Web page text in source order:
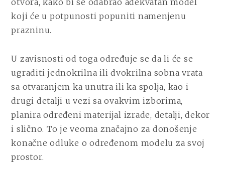
koji će u potpunosti popuniti namenjenu
prazninu.
U zavisnosti od toga određuje se da li će se
ugraditi jednokrilna ili dvokrilna sobna vrata
sa otvaranjem ka unutra ili ka spolja, kao i
drugi detalji u vezi sa ovakvim izborima,
planira određeni materijal izrade, detalji, dekor
i slično. To je veoma značajno za donošenje
konačne odluke o određenom modelu za svoj
prostor.